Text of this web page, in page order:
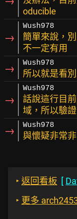
oducible
→
Wush978
簡單來說，
不一定有用
→ Wush978
所以就是看
→
Wush978
話說這行目
域，所以驗證
→ Wush978
與懷疑非常
‣ 返回看板 [
‣ 更多